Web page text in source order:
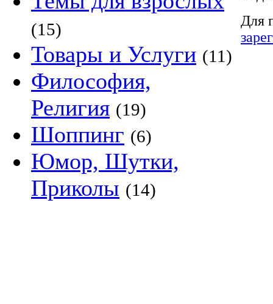
(15)
Товары и Услуги (11)
Философия,
Религия (19)
Шоппинг (6)
Юмор, Шутки,
Приколы (14)
Для